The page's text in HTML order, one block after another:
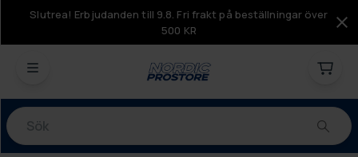
Slutrea! Erbjudanden till 9.8. Fri frakt på beställningar över
500 KR
Produkter